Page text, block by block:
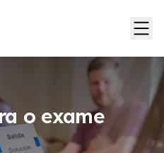
o exame